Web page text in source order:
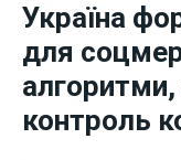
Новини
Бізнес
Україна
для
алгоритми,
контроль